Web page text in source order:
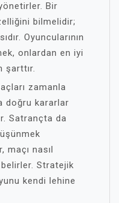
Bir
bilmelidir;
Oyuncularının
onlardan en iyi
şarttır.
zamanla
doğru kararlar
Satrançta da
maçı nasıl
Stratejik
kendi lehine